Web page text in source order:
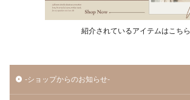
紹介されているアイテムはこちら
-ショップからのお知らせ-